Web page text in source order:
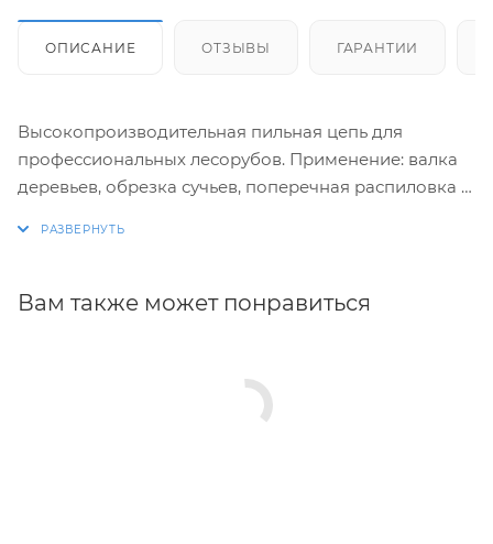
ОПИСАНИЕ ОТЗЫВЫ ГАРАНТИИ
Высокопроизводительная пильная цепь для
профессиональных лесорубов. Применение: валка
деревьев, обрезка сучьев, поперечная распиловка в
Вам также может понравиться